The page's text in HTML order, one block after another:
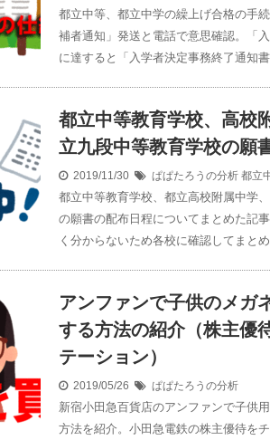
都立中等、都立中学の繰上げ合格の手
補者通知」発送と電話で意思確認。「
に達すると「入学者決定事務終了通知書
都立中等教育学校、高校
立九段中等教育学校の願
2019/11/30 ぱぱたろうの分析 都立
都立中等教育学校、都立高校附属中学
の願書の配布日程についてまとめた記
く分からないため各校に確認してまとめ
アンファンで子供のメガ
する方法の紹介（株主優
テーション）
2019/05/26 ぱぱたろうの分析
新宿小田急百貨店のアンファンで子供
方法を紹介。小田急電鉄の株主優待を